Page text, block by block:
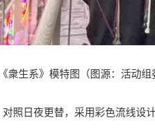
衆生系》模特图（图源：活动组
照日夜更替，采用彩色流线设